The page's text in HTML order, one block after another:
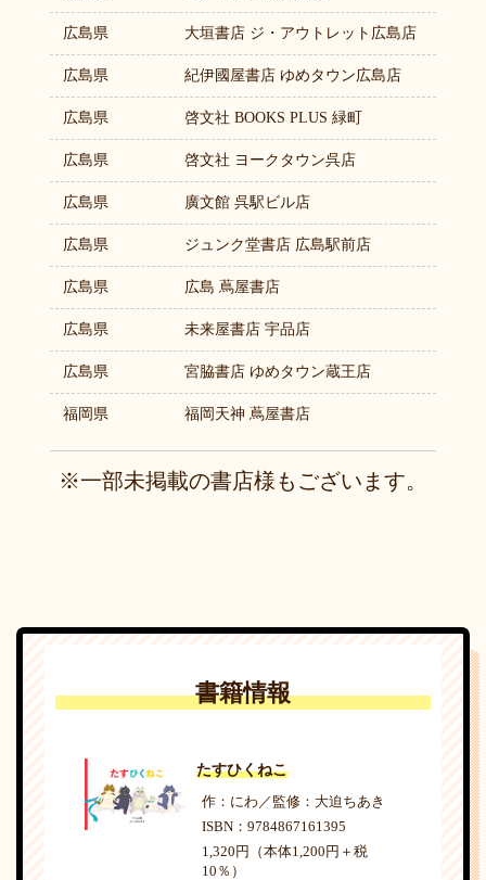
広島県 大垣書店 ジ・アウトレット広島店
広島県 紀伊國屋書店 ゆめタウン広島店
広島県 啓文社 BOOKS PLUS 緑町
広島県 啓文社 ヨークタウン呉店
広島県 廣文館 呉駅ビル店
広島県 ジュンク堂書店 広島駅前店
広島県 広島 蔦屋書店
広島県 未来屋書店 宇品店
広島県 宮脇書店 ゆめタウン蔵王店
福岡県 福岡天神 蔦屋書店
※一部未掲載の書店様もございます。
書籍情報
たすひくねこ
作：にわ／監修：大迫ちあき
ISBN：9784867161395
1,320円（本体1,200円＋税
10％）